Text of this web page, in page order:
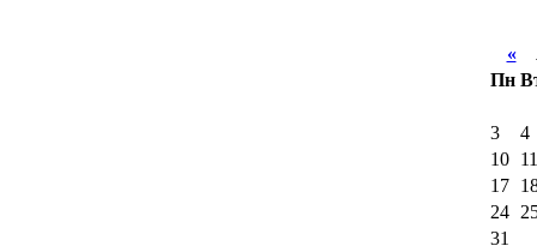
«
Пн
3
4
10
11
17
24
31